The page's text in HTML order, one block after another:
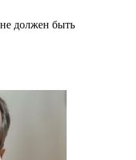
должен быть